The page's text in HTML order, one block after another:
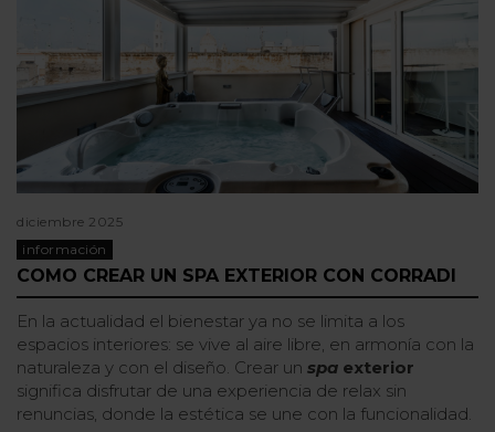
diciembre 2025
información
COMO CREAR UN SPA EXTERIOR CON CORRADI
En la actualidad el bienestar ya no se limita a los
espacios interiores: se vive al aire libre, en armonía con la
naturaleza y con el diseño. Crear un spa exterior
significa disfrutar de una experiencia de relax sin
renuncias, donde la estética se une con la funcionalidad.